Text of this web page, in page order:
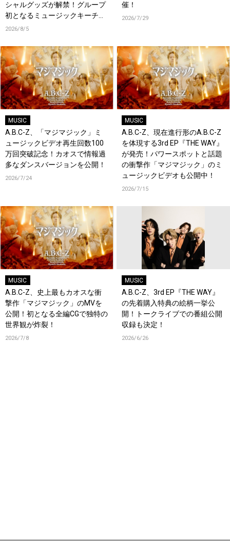
シャルグッズが解禁！グループ
初となるミュージックキーチェ
ーンが登場！
2026/8/5
催！
2026/7/29
MUSIC
A.B.C-Z、「マジマジック」ミ
ュージックビデオ再生回数100
万回突破記念！カオスで情報過
多なダンスバージョンを公開！
2026/7/24
MUSIC
A.B.C-Z、現在進行形のA.B.C-Z
を体現する3rd EP『THE WAY』
が発売！パワースポットと話題
の衝撃作「マジマジック」のミ
ュージックビデオも公開中！
2026/7/15
MUSIC
A.B.C-Z、史上最もカオスな衝
撃作「マジマジック」のMVを
公開！初となる全編CGで独特の
世界観が炸裂！
2026/7/8
MUSIC
A.B.C-Z、3rd EP『THE WAY』
の先着購入特典の絵柄一挙公
開！トークライブでの番組公開
収録も決定！
2026/6/26